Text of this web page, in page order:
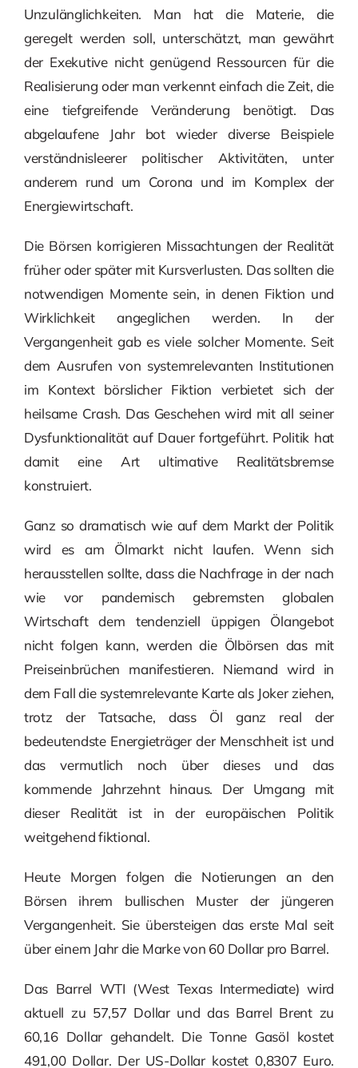
Unzulänglichkeiten. Man hat die Materie, die
geregelt werden soll, unterschätzt, man gewährt
der Exekutive nicht genügend Ressourcen für die
Realisierung oder man verkennt einfach die Zeit, die
eine tiefgreifende Veränderung benötigt. Das
abgelaufene Jahr bot wieder diverse Beispiele
verständnisleerer politischer Aktivitäten, unter
anderem rund um Corona und im Komplex der
Energiewirtschaft.
Die Börsen korrigieren Missachtungen der Realität
früher oder später mit Kursverlusten. Das sollten die
notwendigen Momente sein, in denen Fiktion und
Wirklichkeit angeglichen werden. In der
Vergangenheit gab es viele solcher Momente. Seit
dem Ausrufen von systemrelevanten Institutionen
im Kontext börslicher Fiktion verbietet sich der
heilsame Crash. Das Geschehen wird mit all seiner
Dysfunktionalität auf Dauer fortgeführt. Politik hat
damit eine Art ultimative Realitätsbremse
konstruiert.
Ganz so dramatisch wie auf dem Markt der Politik
wird es am Ölmarkt nicht laufen. Wenn sich
herausstellen sollte, dass die Nachfrage in der nach
wie vor pandemisch gebremsten globalen
Wirtschaft dem tendenziell üppigen Ölangebot
nicht folgen kann, werden die Ölbörsen das mit
Preiseinbrüchen manifestieren. Niemand wird in
dem Fall die systemrelevante Karte als Joker ziehen,
trotz der Tatsache, dass Öl ganz real der
bedeutendste Energieträger der Menschheit ist und
das vermutlich noch über dieses und das
kommende Jahrzehnt hinaus. Der Umgang mit
dieser Realität ist in der europäischen Politik
weitgehend fiktional.
Heute Morgen folgen die Notierungen an den
Börsen ihrem bullischen Muster der jüngeren
Vergangenheit. Sie übersteigen das erste Mal seit
über einem Jahr die Marke von 60 Dollar pro Barrel.
Das Barrel WTI (West Texas Intermediate) wird
aktuell zu 57,57 Dollar und das Barrel Brent zu
60,16 Dollar gehandelt. Die Tonne Gasöl kostet
491,00 Dollar. Der US-Dollar kostet 0,8307 Euro.